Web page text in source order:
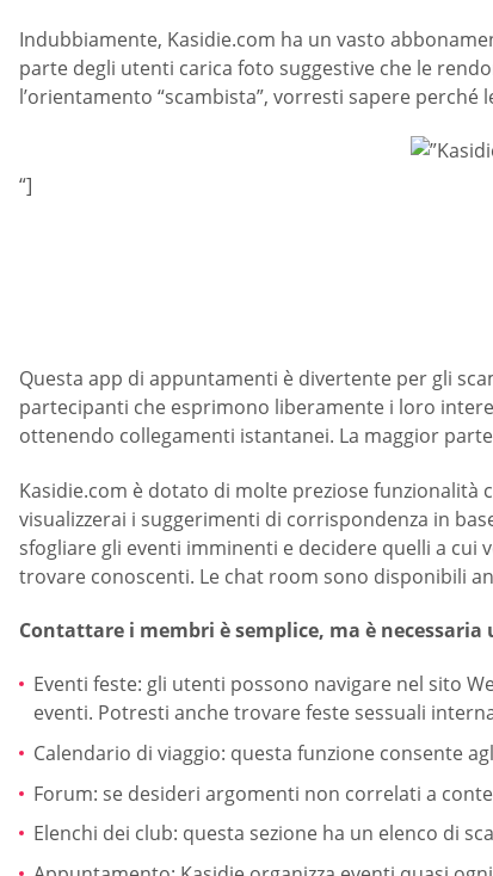
Indubbiamente, Kasidie.com ha un vasto
parte degli utenti carica foto suggestive che le
l’orientamento “scambista”, vorresti sapere
“]
Questa app di appuntamenti è divertente per gli
partecipanti che esprimono liberamente i loro
ottenendo collegamenti istantanei. La maggior
Kasidie.com è dotato di molte preziose
visualizzerai i suggerimenti di corrispondenza in
sfogliare gli eventi imminenti e decidere quelli a
trovare conoscenti. Le chat room sono disponibili
Contattare i membri è semplice, ma è
Eventi feste: gli utenti possono navigare nel sito
eventi. Potresti anche trovare feste sessuali
Calendario di viaggio: questa funzione consente
Forum: se desideri argomenti non correlati a
Elenchi dei club: questa sezione ha un elenco di